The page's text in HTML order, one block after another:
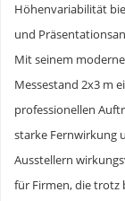
Höhenvariabilität
und
Mit seinem
Messestand 2x3 m
professionellen
starke Fernwirkung
Ausstellern
für Firmen, die trotz